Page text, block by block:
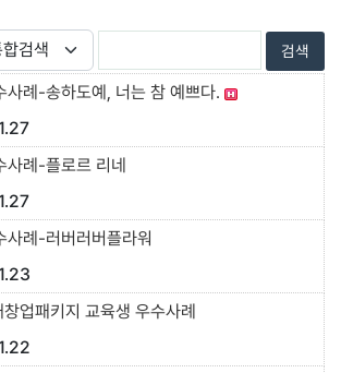
사례-송하도예, 너는 참 예쁘다.
사례-플로르 리네
사례-러버러버플라워
업패키지 교육생 우수사례